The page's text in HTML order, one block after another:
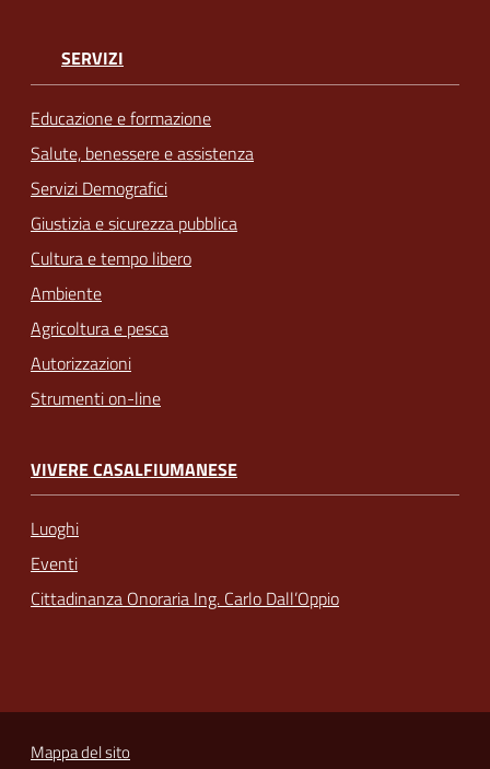
SERVIZI
Educazione e formazione
Salute, benessere e assistenza
Servizi Demografici
Giustizia e sicurezza pubblica
Cultura e tempo libero
Ambiente
Agricoltura e pesca
Autorizzazioni
Strumenti on-line
VIVERE CASALFIUMANESE
Luoghi
Eventi
Cittadinanza Onoraria Ing. Carlo Dall’Oppio
Mappa del sito